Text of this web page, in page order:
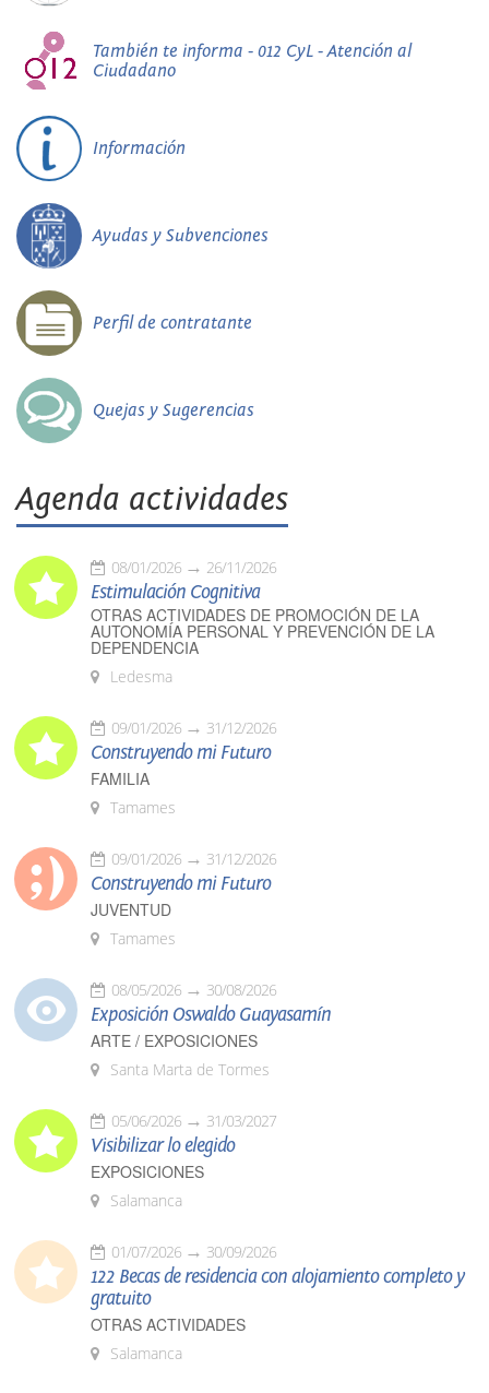
También te informa - 012 CyL - Atención al
Ciudadano
Información
Ayudas y Subvenciones
Perfil de contratante
Quejas y Sugerencias
Agenda actividades
08/01/2026 26/11/2026
Estimulación Cognitiva
OTRAS ACTIVIDADES DE PROMOCIÓN DE LA
AUTONOMÍA PERSONAL Y PREVENCIÓN DE LA
DEPENDENCIA
Ledesma
09/01/2026 31/12/2026
Construyendo mi Futuro
FAMILIA
Tamames
09/01/2026 31/12/2026
Construyendo mi Futuro
JUVENTUD
Tamames
08/05/2026 30/08/2026
Exposición Oswaldo Guayasamín
ARTE / EXPOSICIONES
Santa Marta de Tormes
05/06/2026 31/03/2027
Visibilizar lo elegido
EXPOSICIONES
Salamanca
01/07/2026 30/09/2026
122 Becas de residencia con alojamiento completo y
gratuito
OTRAS ACTIVIDADES
Salamanca